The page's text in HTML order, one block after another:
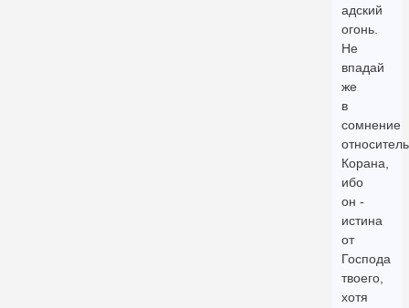
адский
огонь.
Не
впадай
же
в
сомнение
Корана,
ибо
он -
истина
от
Господа
твоего,
хотя